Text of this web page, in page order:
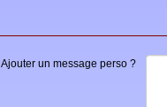
Ajouter un message perso ?